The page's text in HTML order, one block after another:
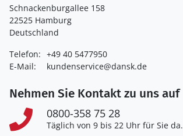
Schnackenburgallee 158
22525 Hamburg
Deutschland
Telefon: +49 40 5477950
E-Mail:
kundenservice@dansk.de
Nehmen Sie Kontakt zu uns auf
0800-358 75 28
Täglich von 9 bis 22 Uhr für Sie da.